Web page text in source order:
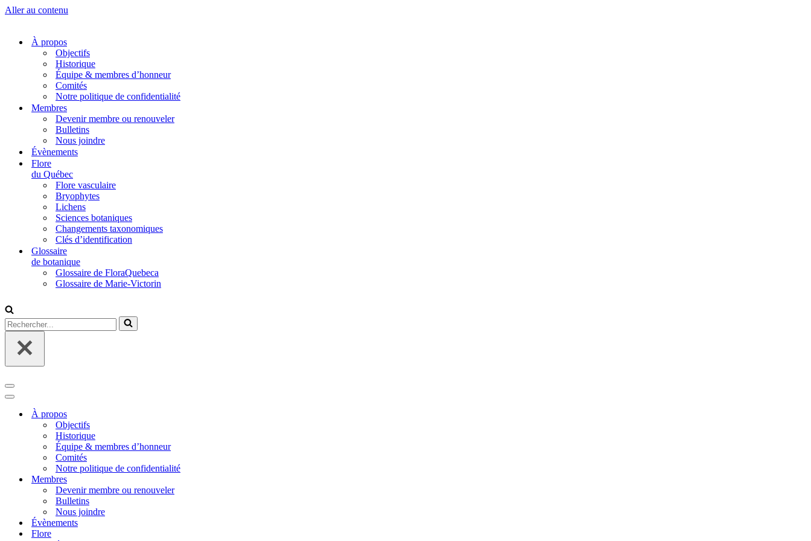
Aller au contenu
À propos
Objectifs
Historique
Équipe & membres d’honneur
Comités
Notre politique de confidentialité
Membres
Devenir membre ou renouveler
Bulletins
Nous joindre
Évènements
Flore
du Québec
Flore vasculaire
Bryophytes
Lichens
Sciences botaniques
Changements taxonomiques
Clés d’identification
Glossaire
de botanique
Glossaire de FloraQuebeca
Glossaire de Marie-Victorin
Rechercher...
Menu
de
navigation
Menu
navigationÀ propos
Objectifs
Historique
Équipe & membres d’honneur
Comités
Notre politique de confidentialité
Membres
Devenir membre ou renouveler
Bulletins
Nous joindre
Évènements
Flore